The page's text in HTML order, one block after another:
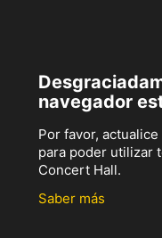
navegador
Por favor,
para poder utilizar
Concert Hall.
Saber más